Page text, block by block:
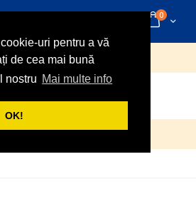
uri pentru a vă
de cea mai bună
nostru Mai multe info
OK!
Cart
0articole
care sa coincida cu selectia.
care sa coincida cu selectia.